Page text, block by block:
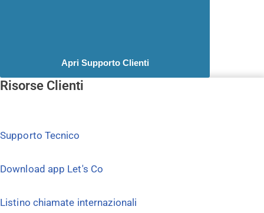
Apri Supporto Clienti
Risorse Clienti
Supporto Tecnico
Download app Let's Co
Listino chiamate internazionali